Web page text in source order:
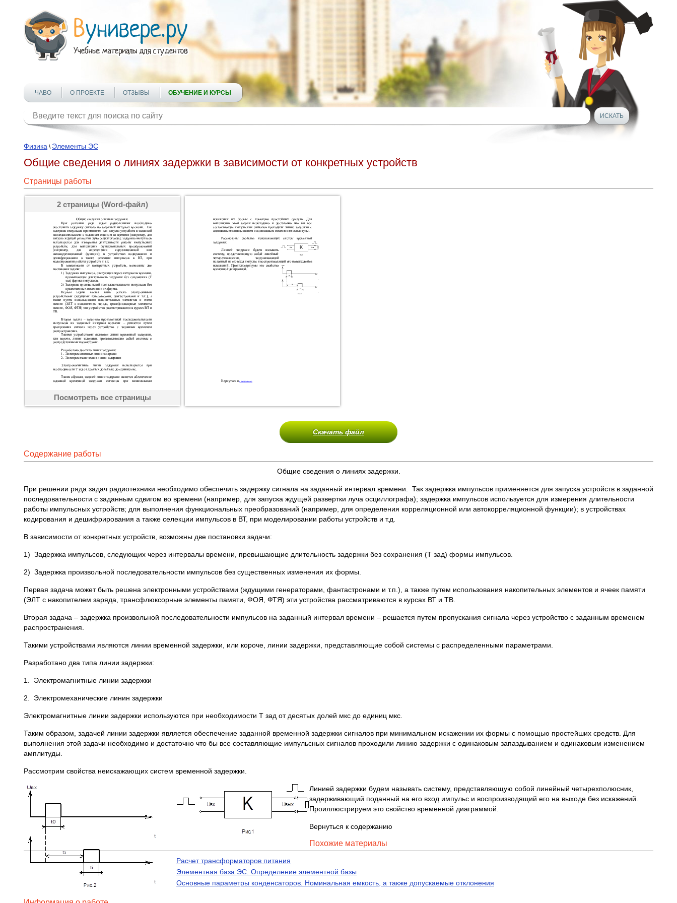
ЧАВО О ПРОЕКТЕ ОТЗЫВЫ ОБУЧЕНИЕ И КУРСЫ
Физика \ Элементы ЭС
Общие сведения о линиях задержки в зависимости от конкретных устройств
Страницы работы
2 страницы (Word-файл)
Посмотреть все страницы
Скачать файл
Содержание работы
Общие сведения о линиях задержки.
При решении ряда задач радиотехники необходимо обеспечить задержку сигнала на заданный интервал времени. Так задержка импульсов применяется для запуска устройств в заданной
последовательности с заданным сдвигом во времени (например, для запуска ждущей развертки луча осциллографа); задержка импульсов используется для измерения длительности
работы импульсных устройств; для выполнения функциональных преобразований (например, для определения корреляционной или автокорреляционной функции); в устройствах
кодирования и дешифрирования а также селекции импульсов в ВТ, при моделировании работы устройств и т.д.
В зависимости от конкретных устройств, возможны две постановки задачи:
1) Задержка импульсов, следующих через интервалы времени, превышающие длительность задержки без сохранения (Т зад) формы импульсов.
2) Задержка произвольной последовательности импульсов без существенных изменения их формы.
Первая задача может быть решена электронными устройствами (ждущими генераторами, фантастронами и т.п.), а также путем использования накопительных элементов и ячеек памяти
(ЭЛТ с накопителем заряда, трансфлюксорные элементы памяти, ФОЯ, ФТЯ) эти устройства рассматриваются в курсах ВТ и ТВ.
Вторая задача – задержка произвольной последовательности импульсов на заданный интервал времени – решается путем пропускания сигнала через устройство с заданным временем
распространения.
Такими устройствами являются линии временной задержки, или короче, линии задержки, представляющие собой системы с распределенными параметрами.
Разработано два типа линии задержки:
1. Электромагнитные линии задержки
2. Электромеханические линин задержки
Электромагнитные линии задержки используются при необходимости T зад от десятых долей мкс до единиц мкс.
Таким образом, задачей линии задержки является обеспечение заданной временной задержки сигналов при минимальном искажении их формы с помощью простейших средств. Для
выполнения этой задачи необходимо и достаточно что бы все составляющие импульсных сигналов проходили линию задержки с одинаковым запаздыванием и одинаковым изменением
амплитуды.
Рассмотрим свойства неискажающих систем временной задержки.
Линией задержки будем называть систему, представляющую собой линейный четырехполюсник,
задерживающий поданный на его вход импульс и воспроизводящий его на выходе без искажений.
Проиллюстрируем это свойство временной диаграммой.
Вернуться к содержанию
Похожие материалы
Расчет трансформаторов питания
Элементная база ЭС. Определение элементной базы
Основные параметры конденсаторов. Номинальная емкость, а также допускаемые отклонения